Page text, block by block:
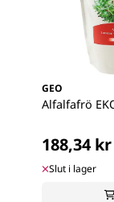
GEO
Alfalfafrö
188,34 kr
Slut i lager